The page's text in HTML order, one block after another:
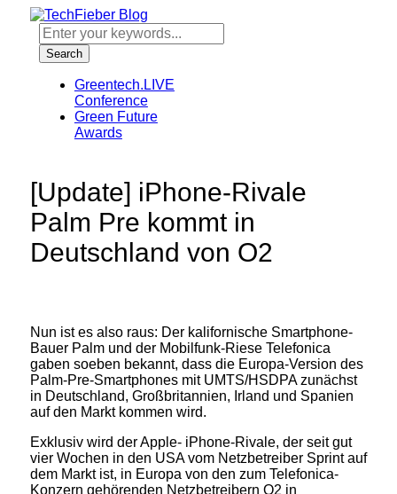
Greentech.LIVE
Conference
Green Future
Awards
[Update] iPhone-Rivale
Palm Pre kommt in
Deutschland von O2
Nun ist es also raus: Der kalifornische Smartphone-
Bauer Palm und der Mobilfunk-Riese Telefonica
gaben soeben bekannt, dass die Europa-Version des
Palm-Pre-Smartphones mit UMTS/HSDPA zunächst
in Deutschland, Großbritannien, Irland und Spanien
auf den Markt kommen wird.
Exklusiv wird der Apple- iPhone-Rivale, der seit gut
vier Wochen in den USA vom Netzbetreiber Sprint auf
dem Markt ist, in Europa von den zum Telefonica-
Konzern gehörenden Netzbetreibern O2 in